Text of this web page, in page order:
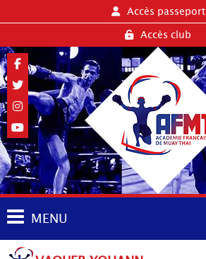
Accès passeport
Accès club
MENU